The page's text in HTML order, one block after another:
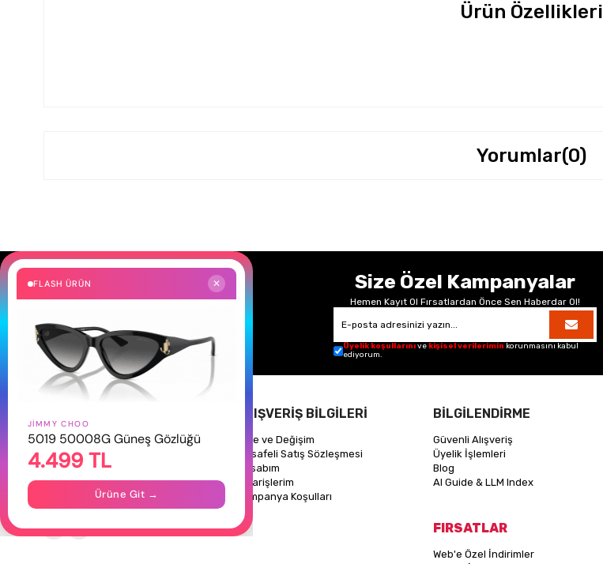
Ürün Özellikleri
Yorumlar(0)
Size Özel Kampanyalar
Hemen Kayıt Ol Fırsatlardan Önce Sen Haberdar Ol!
Üyelik koşullarınıve kişisel verilerimin korunmasını kabul
ediyorum.
Hakkımızda
Gizlilik Politikası
İletişim
Mağazalarımız
Takipte Kal
ALIŞVERİŞ BİLGİLERİ
İade ve Değişim
Mesafeli Satış Sözleşmesi
Hesabım
Siparişlerim
Kampanya Koşulları
BİLGİLENDİRME
Güvenli Alışveriş
Üyelik İşlemleri
Blog
AI Guide & LLM Index
FIRSATLAR
Web'e Özel İndirimler
FLASH ÜRÜN ✕
JIMMY CHOO
5019 50008G Güneş Gözlüğü
4.499 TL
Ürüne Git →